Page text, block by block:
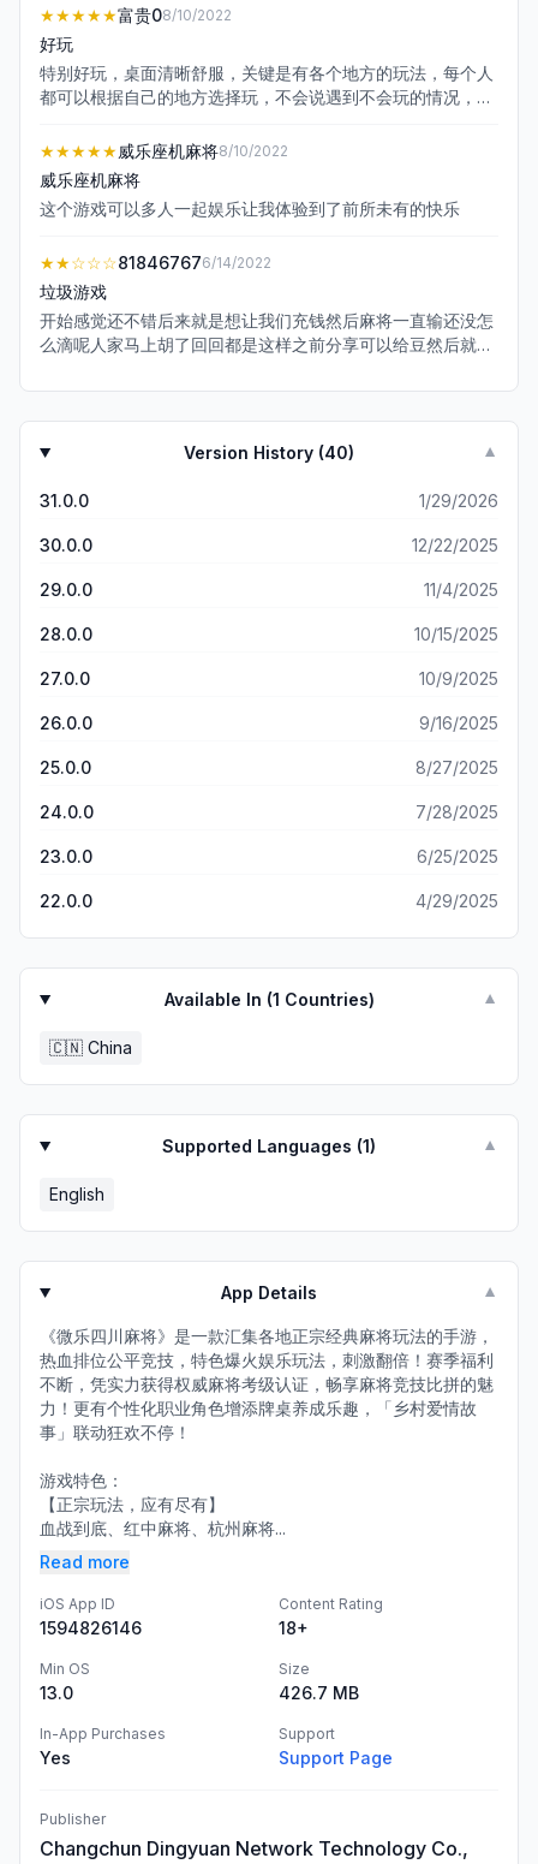
★★★★★富贵08/10/2022
好玩
特别好玩，桌面清晰舒服，关键是有各个地方的玩法，每个人
都可以根据自己的地方选择玩，不会说遇到不会玩的情况，比
★★★★★威乐座机麻将8/10/2022
威乐座机麻将
这个游戏可以多人一起娱乐让我体验到了前所未有的快乐
★★☆☆☆818467676/14/2022
垃圾游戏
开始感觉还不错后来就是想让我们充钱然后麻将一直输还没怎
么滴呢人家马上胡了回回都是这样之前分享可以给豆然后就是
就是想然后大家充钱没啥意思
Version History (40) ▼
31.0.0 1/29/2026
30.0.0 12/22/2025
29.0.0 11/4/2025
28.0.0 10/15/2025
27.0.0 10/9/2025
26.0.0 9/16/2025
25.0.0 8/27/2025
24.0.0 7/28/2025
23.0.0 6/25/2025
22.0.0 4/29/2025
Available In (1 Countries) ▼
🇨🇳 China
Supported Languages (1) ▼
English
App Details ▼
《微乐四川麻将》是一款汇集各地正宗经典麻将玩法的手游，
热血排位公平竞技，特色爆火娱乐玩法，刺激翻倍！赛季福利
不断，凭实力获得权威麻将考级认证，畅享麻将竞技比拼的魅
力！更有个性化职业角色增添牌桌养成乐趣，「乡村爱情故
事」联动狂欢不停！
游戏特色：
【正宗玩法，应有尽有】
血战到底、红中麻将、杭州麻将...
Read more
iOS App ID
1594826146
Content Rating
18+
Min OS
13.0
Size
426.7 MB
In-App Purchases
Yes
Support
Support Page
Publisher
Changchun Dingyuan Network Technology Co.,